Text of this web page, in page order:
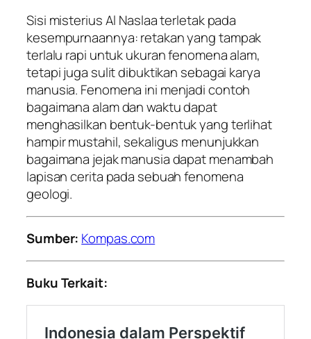
Sisi misterius Al Naslaa terletak pada
kesempurnaannya: retakan yang tampak
terlalu rapi untuk ukuran fenomena alam,
tetapi juga sulit dibuktikan sebagai karya
manusia. Fenomena ini menjadi contoh
bagaimana alam dan waktu dapat
menghasilkan bentuk-bentuk yang terlihat
hampir mustahil, sekaligus menunjukkan
bagaimana jejak manusia dapat menambah
lapisan cerita pada sebuah fenomena
geologi.
Sumber: Kompas.com
Buku Terkait: